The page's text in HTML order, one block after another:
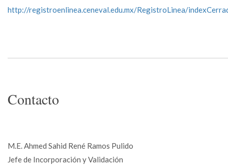
http://registroenlinea.ceneval.edu.mx/RegistroLinea/
Contacto
M.E. Ahmed Sahid René Ramos Pulido
Jefe de Incorporación y Validación